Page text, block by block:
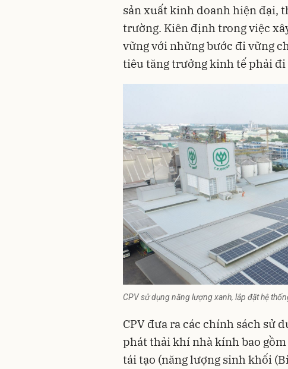
sản xuất kinh doanh hiện đại,
trường. Kiên định trong việc
vững với những bước đi vững
tiêu tăng trưởng kinh tế phải
CPV sử dụng năng lượng xanh, lắp đặt hệ
CPV đưa ra các chính sách sử
phát thải khí nhà kính bao
tái tạo (năng lượng sinh khối